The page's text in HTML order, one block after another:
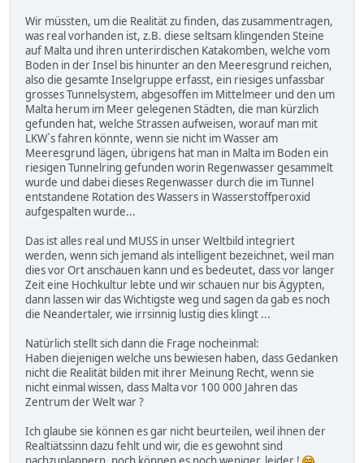
Wir müssten, um die Realität zu finden, das zusammentragen,
was real vorhanden ist, z.B. diese seltsam klingenden Steine
auf Malta und ihren unterirdischen Katakomben, welche vom
Boden in der Insel bis hinunter an den Meeresgrund reichen,
also die gesamte Inselgruppe erfasst, ein riesiges unfassbar
grosses Tunnelsystem, abgesoffen im Mittelmeer und den um
Malta herum im Meer gelegenen Städten, die man kürzlich
gefunden hat, welche Strassen aufweisen, worauf man mit
LKW`s fahren könnte, wenn sie nicht im Wasser am
Meeresgrund lägen, übrigens hat man in Malta im Boden ein
riesigen Tunnelring gefunden worin Regenwasser gesammelt
wurde und dabei dieses Regenwasser durch die im Tunnel
entstandene Rotation des Wassers in Wasserstoffperoxid
aufgespalten wurde...
Das ist alles real und MUSS in unser Weltbild integriert
werden, wenn sich jemand als intelligent bezeichnet, weil man
dies vor Ort anschauen kann und es bedeutet, dass vor langer
Zeit eine Hochkultur lebte und wir schauen nur bis Ägypten,
dann lassen wir das Wichtigste weg und sagen da gab es noch
die Neandertaler, wie irrsinnig lustig dies klingt ...
Natürlich stellt sich dann die Frage nocheinmal:
Haben diejenigen welche uns bewiesen haben, dass Gedanken
nicht die Realität bilden mit ihrer Meinung Recht, wenn sie
nicht einmal wissen, dass Malta vor 100 000 Jahren das
Zentrum der Welt war ?
Ich glaube sie können es gar nicht beurteilen, weil ihnen der
Realtiätssinn dazu fehlt und wir, die es gewohnt sind